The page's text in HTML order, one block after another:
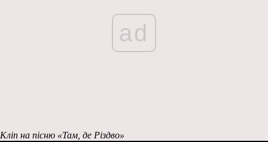
ad
Кліп на пісню «Там, де Різдво»